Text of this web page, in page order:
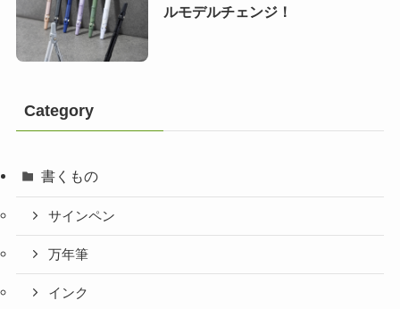
ルモデルチェンジ！
Category
書くもの
サインペン
万年筆
インク